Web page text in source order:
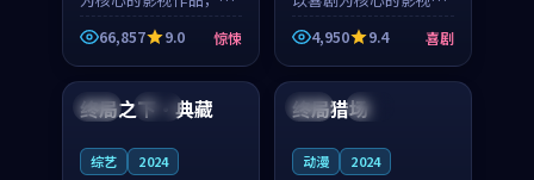
绕危机、反转与人物成
长展开，整体节奏紧
凑，值得推荐观看。
66,857 9.0 惊悚
品，围绕危机、反转与
人物成长展开，整体节
奏紧凑，值得推荐观
看。
4,950 9.4 喜剧
中国 院线
终局之下·典藏
综艺 2024
法国 热播
终局猎场
动漫 2024